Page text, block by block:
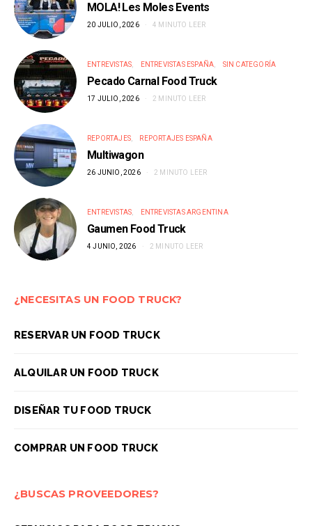
MOLA! Les Moles Events
20 JULIO, 2026 4 MINUTO LEER
ENTREVISTAS ENTREVISTAS ESPAÑA SIN CATEGORÍA
Pecado Carnal Food Truck
17 JULIO, 2026 2 MINUTO LEER
REPORTAJES REPORTAJES ESPAÑA
Multiwagon
26 JUNIO, 2026 2 MINUTO LEER
ENTREVISTAS ENTREVISTAS ARGENTINA
Gaumen Food Truck
4 JUNIO, 2026 2 MINUTO LEER
¿NECESITAS UN FOOD TRUCK?
RESERVAR UN FOOD TRUCK
ALQUILAR UN FOOD TRUCK
DISEÑAR TU FOOD TRUCK
COMPRAR UN FOOD TRUCK
¿BUSCAS PROVEEDORES?